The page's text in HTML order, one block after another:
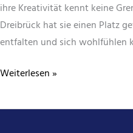
ihre Kreativität kennt keine
Dreibrück hat sie einen Platz
entfalten und sich wohlfühlen
Dreibrück
der
Weiterlesen »